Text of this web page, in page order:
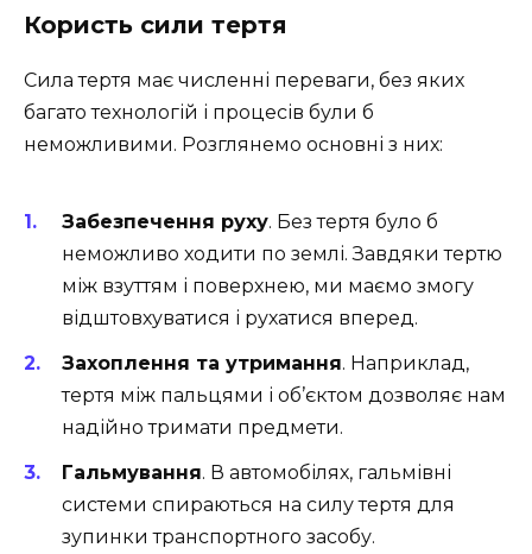
Користь сили тертя
Сила тертя має численні переваги, без яких
багато технологій і процесів були б
неможливими. Розглянемо основні з них:
Забезпечення руху. Без тертя було б
неможливо ходити по землі. Завдяки тертю
між взуттям і поверхнею, ми маємо змогу
відштовхуватися і рухатися вперед.
Захоплення та утримання. Наприклад,
тертя між пальцями і об’єктом дозволяє нам
надійно тримати предмети.
Гальмування. В автомобілях, гальмівні
системи спираються на силу тертя для
зупинки транспортного засобу.